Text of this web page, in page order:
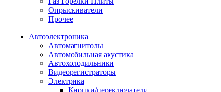
Опрыскиватели
Прочее
Автоэлектроника
Автомагнитолы
Автомобильная акустика
Автохолодильники
Видеорегистраторы
Электрика
Кнопки/переключатели